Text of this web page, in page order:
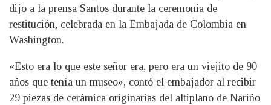
dijo a la prensa Santos durante la ceremonia de
restitución, celebrada en la Embajada de Colombia en
Washington.
«Esto era lo que este señor era, pero era un viejito de 90
años que tenía un museo», contó el embajador al recibir
29 piezas de cerámica originarias del altiplano de Nariño